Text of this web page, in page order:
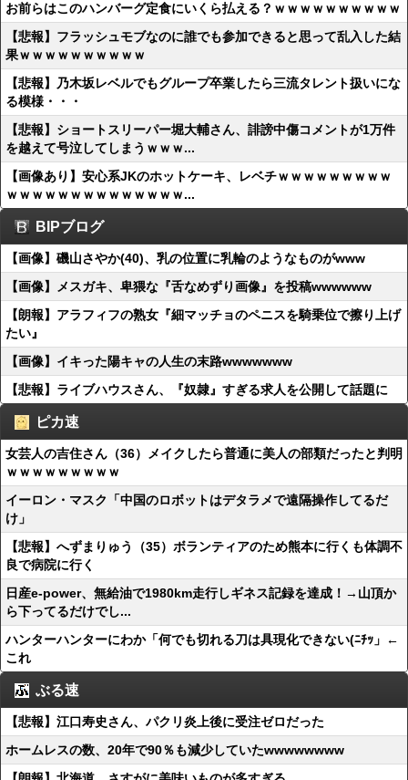
お前らはこのハンバーグ定食にいくら払える？ｗｗｗｗｗｗｗｗｗｗ
【悲報】フラッシュモブなのに誰でも参加できると思って乱入した結
果ｗｗｗｗｗｗｗｗｗｗ
【悲報】乃木坂レベルでもグループ卒業したら三流タレント扱いにな
る模様・・・
【悲報】ショートスリーパー堀大輔さん、誹謗中傷コメントが1万件
を越えて号泣してしまうｗｗｗ...
【画像あり】安心系JKのホットケーキ、レベチｗｗｗｗｗｗｗｗｗ
ｗｗｗｗｗｗｗｗｗｗｗｗｗｗ...
BIPブログ
【画像】磯山さやか(40)、乳の位置に乳輪のようなものがwww
【画像】メスガキ、卑猥な『舌なめずり画像』を投稿wwwwww
【朗報】アラフィフの熟女『細マッチョのペニスを騎乗位で擦り上げ
たい』
【画像】イキった陽キャの人生の末路wwwwwww
【悲報】ライブハウスさん、『奴隷』すぎる求人を公開して話題に
ピカ速
女芸人の吉住さん（36）メイクしたら普通に美人の部類だったと判明
ｗｗｗｗｗｗｗｗｗ
イーロン・マスク「中国のロボットはデタラメで遠隔操作してるだ
け」
【悲報】へずまりゅう（35）ボランティアのため熊本に行くも体調不
良で病院に行く
日産e-power、無給油で1980km走行しギネス記録を達成！→山頂か
ら下ってるだけでし...
ハンターハンターにわか「何でも切れる刀は具現化できない(ﾆﾁｯ」←
これ
ぶる速
【悲報】江口寿史さん、パクリ炎上後に受注ゼロだった
ホームレスの数、20年で90％も減少していたwwwwwwww